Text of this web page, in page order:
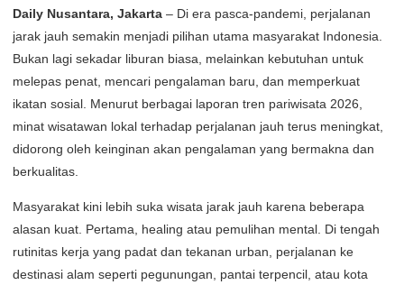
Daily Nusantara, Jakarta – Di era pasca-pandemi, perjalanan
jarak jauh semakin menjadi pilihan utama masyarakat Indonesia.
Bukan lagi sekadar liburan biasa, melainkan kebutuhan untuk
melepas penat, mencari pengalaman baru, dan memperkuat
ikatan sosial. Menurut berbagai laporan tren pariwisata 2026,
minat wisatawan lokal terhadap perjalanan jauh terus meningkat,
didorong oleh keinginan akan pengalaman yang bermakna dan
berkualitas.
Masyarakat kini lebih suka wisata jarak jauh karena beberapa
alasan kuat. Pertama, healing atau pemulihan mental. Di tengah
rutinitas kerja yang padat dan tekanan urban, perjalanan ke
destinasi alam seperti pegunungan, pantai terpencil, atau kota